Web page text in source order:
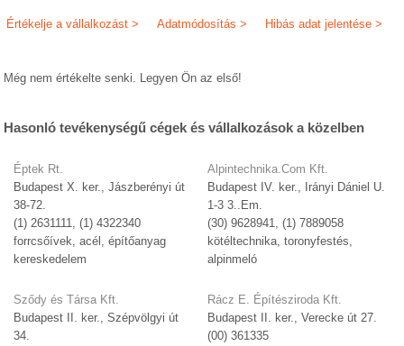
Hibás adat jelentése >
Adatmódosítás >
Értékelje a vállalkozást >
Még nem értékelte senki. Legyen Ön az első!
Hasonló tevékenységű cégek és vállalkozások a közelben
Éptek Rt.
Budapest X. ker., Jászberényi út
38-72.
(1) 2631111, (1) 4322340
forrcsőívek, acél, építőanyag
kereskedelem
Sződy és Társa Kft.
Budapest II. ker., Szépvölgyi út
34.
Alpintechnika.Com Kft.
Budapest IV. ker., Irányi Dániel U.
1-3 3..Em.
(30) 9628941, (1) 7889058
kötéltechnika, toronyfestés,
alpinmeló
Rácz E. Építésziroda Kft.
Budapest II. ker., Verecke út 27.
(00) 361335